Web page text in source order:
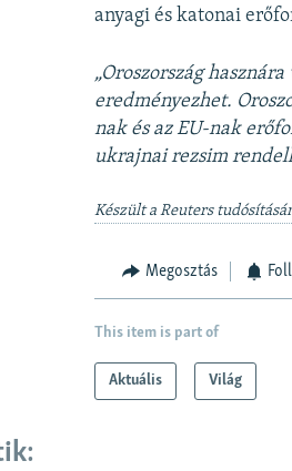
anyagi és katonai
„Oroszország
eredményezhet.
nak és az EU-nak
ukrajnai rezsim
Készült a Reuters
Megosztás
This item is part of
Aktuális Világ